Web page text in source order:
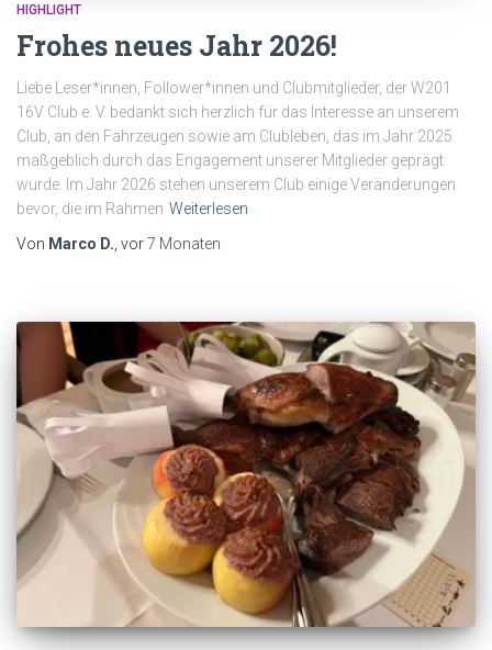
HIGHLIGHT
Frohes neues Jahr 2026!
Liebe Leser*innen, Follower*innen und Clubmitglieder, der W201
16V Club e. V. bedankt sich herzlich für das Interesse an unserem
Club, an den Fahrzeugen sowie am Clubleben, das im Jahr 2025
maßgeblich durch das Engagement unserer Mitglieder geprägt
wurde. Im Jahr 2026 stehen unserem Club einige Veränderungen
bevor, die im Rahmen Weiterlesen
Von Marco D. , vor7 Monaten